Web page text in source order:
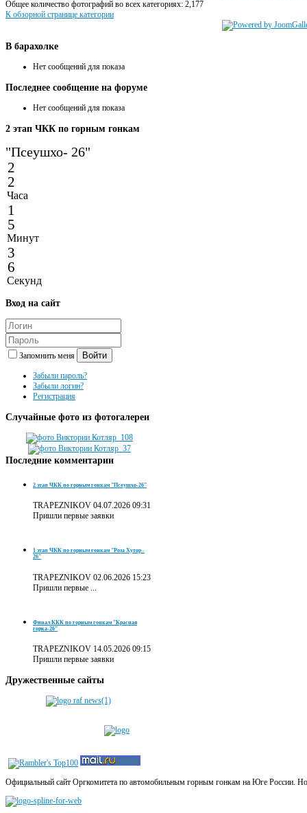
Общее количество фотографий во всех категориях: 2,177
К обзорной странице категории
В барахолке
Нет сообщений для показа
Последнее сообщение на форуме
Нет сообщений для показа
2 этап ЧКК по горным гонкам
"Псеушхо- 26"
2
2
Часа
1
5
Минут
3
6
Секунд
Вход на сайт
Запомнить меня Войти
Забыли пароль?
Забыли логин?
Регистрация
Случайные фото из фотогалереи
Последние комментарии
2 этап ЧКК по горным гонкам "Псеушхо-26"
TRAPEZNIKOV 04.07.2026 09:31
Пришли первые заявки
1 этап ЧКК по горным гонкам "Роза Хутор -
26"
TRAPEZNIKOV 02.06.2026 15:23
Пришли первые ...
Финал ККК по горным гонкам "Красная
горка-26"
TRAPEZNIKOV 14.05.2026 09:15
Пришли первые заявки
Дружественные сайты
Официальный сайт Оргкомитета по автомобильным горным гонкам на Юге России.